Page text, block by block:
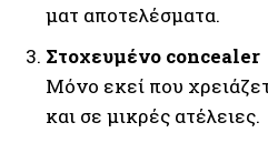
ματ αποτελέσματα.
Στοχευμένο concealer
Μόνο εκεί που
και σε μικρές ατέλειες.